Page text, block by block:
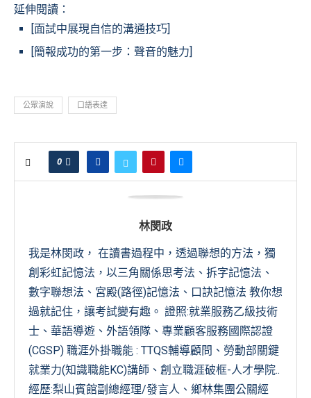
延伸閱讀：
[面試中展現自信的溝通技巧]
[簡報成功的第一步：聲音的魅力]
公眾演說 口語表達
0
林閔政
我是林閔政， 在讀書過程中，透過聯想的方法，獨
創彩虹記憶法，以三角關係思考法、拆字記憶法、
數字聯想法、宮殿(路徑)記憶法、口訣記憶法 教你想
過就記住，讓考試變有趣。 證照:就業服務乙級技術
士、華語導遊、外語領隊、專業顧客服務國際認證
(CGSP) 職涯外掛職能 : TTQS輔導顧問、勞動部關鍵
就業力(知識職能KC)講師、創立職涯破框-人才學院..
經歷:梨山賓館副總經理/發言人、鄉林集團公關經